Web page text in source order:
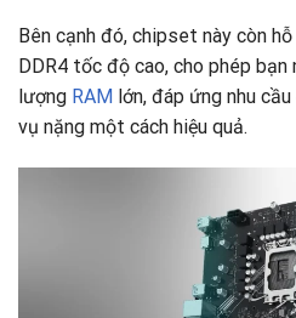
Bên cạnh đó, chipset này còn
DDR4 tốc độ cao, cho phép
lượng RAM lớn, đáp ứng nhu
vụ nặng một cách hiệu quả.